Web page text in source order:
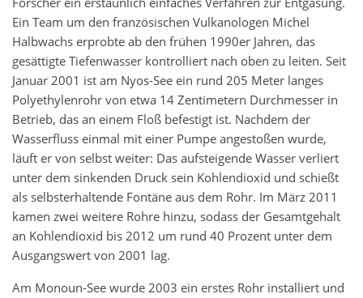
Ein Team um den französischen Vulkanologen Michel
Halbwachs erprobte ab den frühen 1990er Jahren, das
gesättigte Tiefenwasser kontrolliert nach oben zu leiten. Seit
Januar 2001 ist am Nyos-See ein rund 205 Meter langes
Polyethylenrohr von etwa 14 Zentimetern Durchmesser in
Betrieb, das an einem Floß befestigt ist. Nachdem der
Wasserfluss einmal mit einer Pumpe angestoßen wurde,
läuft er von selbst weiter: Das aufsteigende Wasser verliert
unter dem sinkenden Druck sein Kohlendioxid und schießt
als selbsterhaltende Fontäne aus dem Rohr. Im März 2011
kamen zwei weitere Rohre hinzu, sodass der Gesamtgehalt
an Kohlendioxid bis 2012 um rund 40 Prozent unter dem
Ausgangswert von 2001 lag.
Am Monoun-See wurde 2003 ein erstes Rohr installiert und